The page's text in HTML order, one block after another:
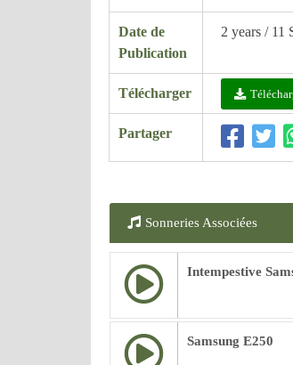
Date de
Publication
2 years / 11
Télécharger
Partager
Sonneries Associées
Intempestive
Samsung E250